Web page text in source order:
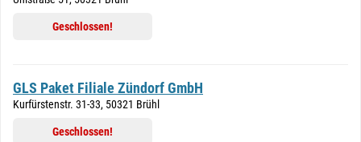
Geschlossen!
GLS Paket Filiale Zündorf GmbH
Kurfürstenstr. 31-33, 50321 Brühl
Geschlossen!